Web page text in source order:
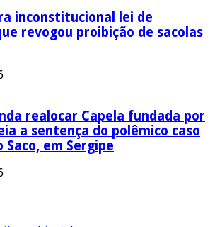
inconstitucional lei de
revogou proibição de sacolas
realocar Capela fundada por
a sentença do polêmico caso
Saco, em Sergipe